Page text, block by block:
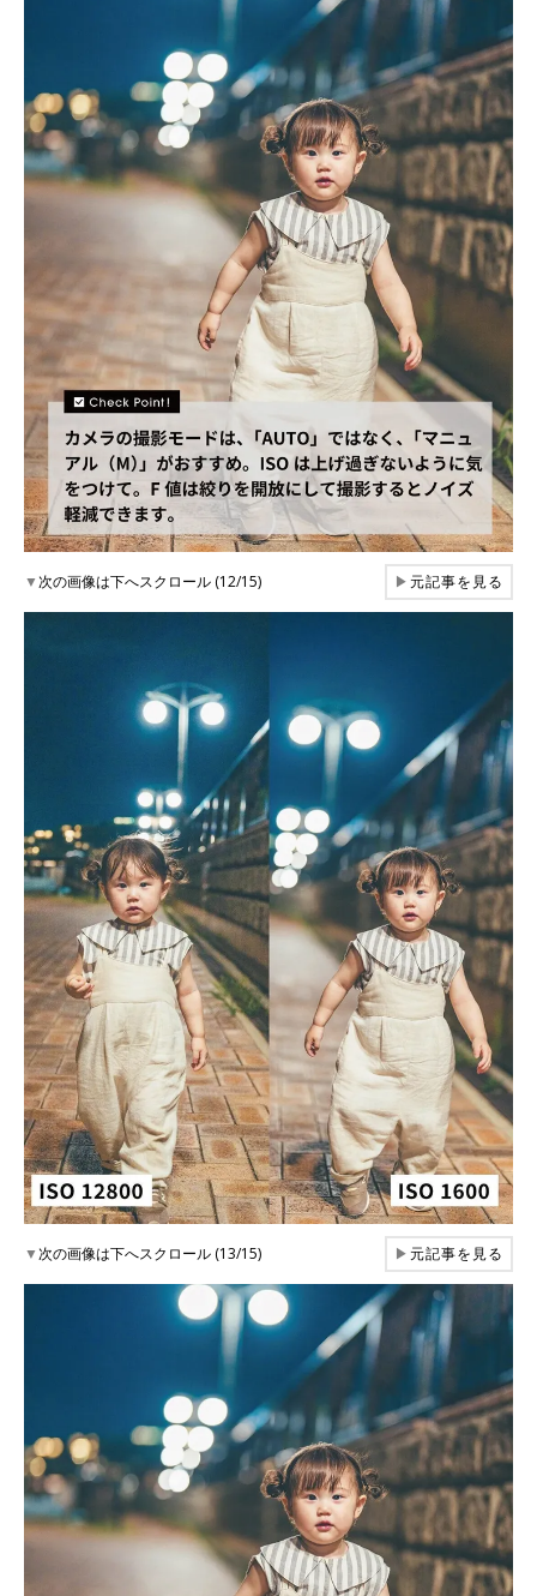
▼次の画像は下へスクロール (12/15) ▶元記事を見る
▼次の画像は下へスクロール (13/15) ▶元記事を見る